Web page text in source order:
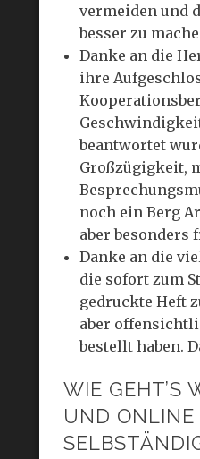
vermeiden und
besser zu
Danke an die
ihre
beantwortet
Großzügigkeit,
noch ein Berg
aber besonders
Danke an die
die sofort zum
gedruckte Heft
aber
bestellt haben.
WIE GEHT’S
UND ONLINE